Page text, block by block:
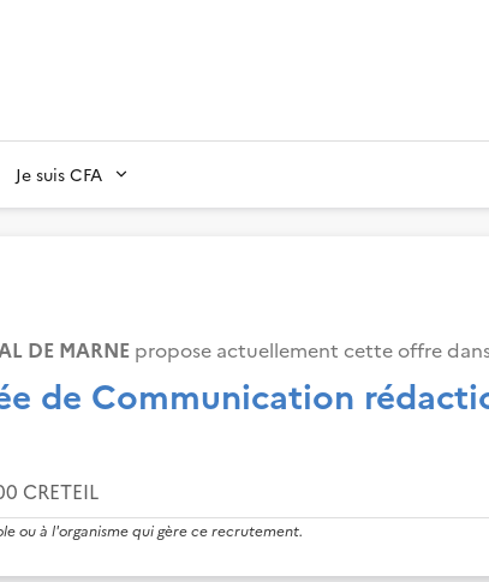
Je suis CFA
DE MARNE propose actuellement cette offre
de Communication
CRETEIL
ou à l'organisme qui gère ce recrutement.